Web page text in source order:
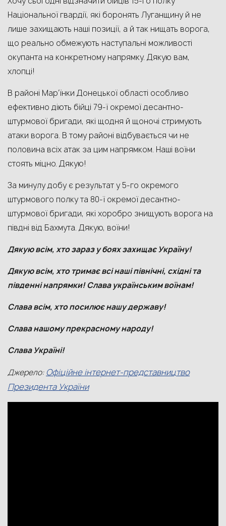
Національної гвардії, які боронять Луганщину й не
лише захищають наші позиції, а й так нищать ворога,
що реально обмежують наступальні можливості
окупанта на конкретному напрямку. Дякую вам,
хлопці!
В районі Мар’їнки Донецької області особливо
ефективно діють бійці 79-ї окремої десантно-
штурмової бригади, які щодня й щоночі стримують
атаки ворога. В тому районі відбувається чи не
половина всіх атак за цим напрямком. Наші воїни
стоять міцно. Дякую!
За минулу добу є результат у 5-го окремого
штурмового полку та 80-ї окремої десантно-
штурмової бригади, які хоробро знищують ворога на
півдні від Бахмута. Дякую, воїни!
Дякую всім, хто зараз у боях захищає Україну!
Дякую всім, хто тримає всі наші північні, східні та
південні напрямки! Слава українським воїнам!
Слава всім, хто посилює нашу державу!
Слава нашому прекрасному народу!
Слава Україні!
Джерело: Офіційне інтернет-представництво
Президента України